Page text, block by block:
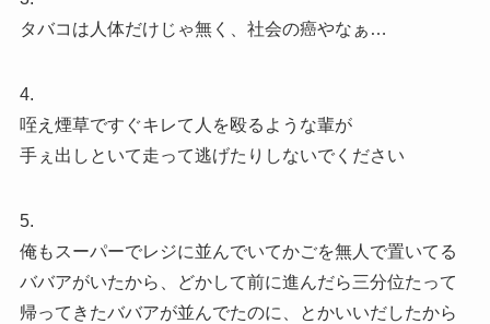
タバコは人体だけじゃ無く、社会の癌やなぁ…
4.
咥え煙草ですぐキレて人を殴るような輩が
手ぇ出しといて走って逃げたりしないでください
5.
俺もスーパーでレジに並んでいてかごを無人で置いてる
ババアがいたから、どかして前に進んだら三分位たって
帰ってきたババアが並んでたのに、とかいいだしたから